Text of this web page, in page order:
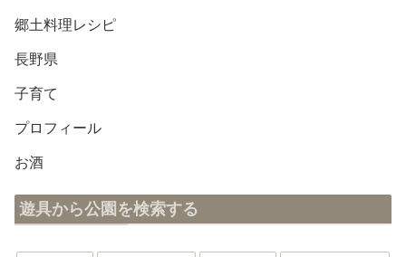
郷土料理レシピ
長野県
子育て
プロフィール
お酒
遊具から公園を検索する